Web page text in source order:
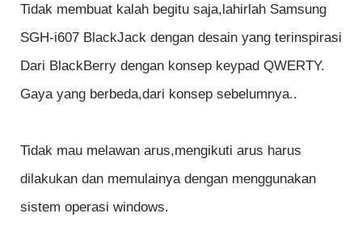
Tidak membuat kalah begitu saja,lahirlah Samsung
SGH-i607 BlackJack dengan desain yang terinspirasi
Dari BlackBerry dengan konsep keypad QWERTY.
Gaya yang berbeda,dari konsep sebelumnya..
Tidak mau melawan arus,mengikuti arus harus
dilakukan dan memulainya dengan menggunakan
sistem operasi windows.